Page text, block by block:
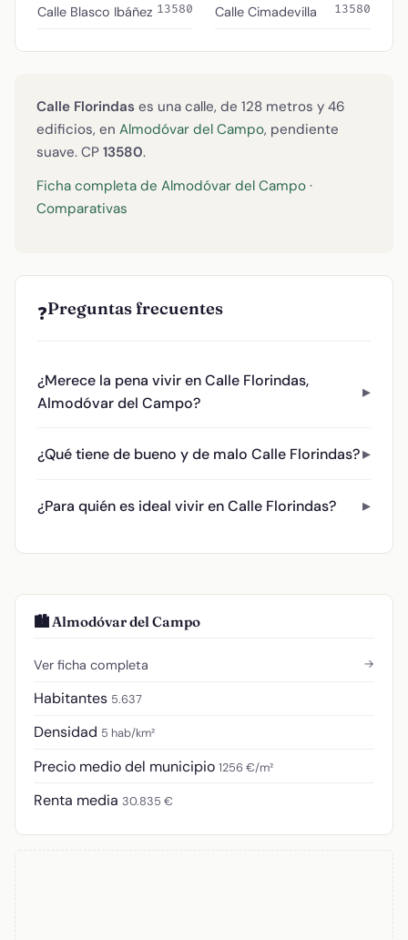
Calle Blasco Ibáñez 13580 Calle Cimadevilla 13580
Calle Florindas es una calle, de 128 metros y 46
edificios, en Almodóvar del Campo, pendiente
suave. CP 13580.
Ficha completa de Almodóvar del Campo ·
Comparativas
❓Preguntas frecuentes
¿Merece la pena vivir en Calle Florindas,
Almodóvar del Campo?
¿Qué tiene de bueno y de malo Calle Florindas?
¿Para quién es ideal vivir en Calle Florindas?
🏙️ Almodóvar del Campo
Ver ficha completa →
Habitantes 5.637
Densidad 5 hab/km²
Precio medio del municipio 1256 €/m²
Renta media 30.835 €